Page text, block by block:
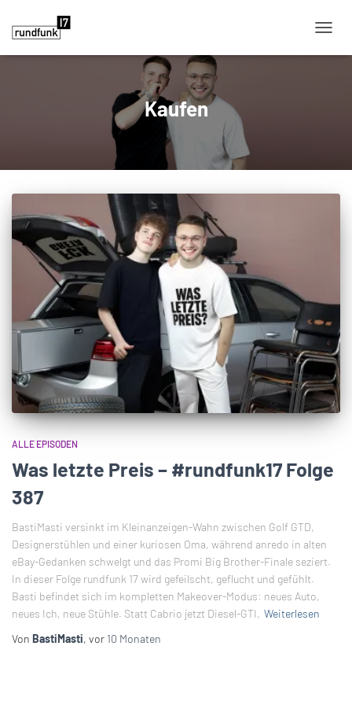
Kaufen
ALLE EPISODEN
Was letzte Preis – #rundfunk17 Folge
387
BastiMasti versinkt im Kleinanzeigen-Wahn zwischen Golf GTD,
Designerstühlen und einer kuriosen Oma, während anredo in alten
eBay-Gedanken schwelgt und das Promi Big Brother-Finale seziert.
In dieser Folge rundfunk 17 wird gefeilscht, geflucht und gefühlt.
Basti befindet sich im kompletten Makeover-Modus: neues Auto,
neues Ich, neue Stühle. Statt Cabrio jetzt Diesel-GTI, Weiterlesen
Von BastiMasti, vor 10 Monaten